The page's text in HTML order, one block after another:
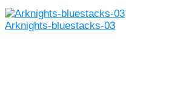
Arknights-bluestacks-03